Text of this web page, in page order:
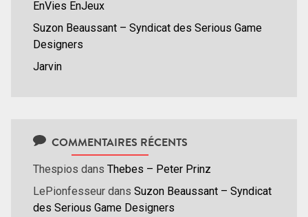
EnVies EnJeux
Suzon Beaussant – Syndicat des Serious Game
Designers
Jarvin
COMMENTAIRES RÉCENTS
Thespios dans Thebes – Peter Prinz
LePionfesseur dans Suzon Beaussant – Syndicat
des Serious Game Designers